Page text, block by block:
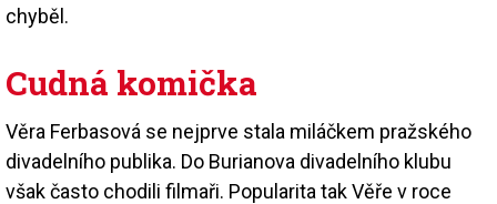
chyběl.
Cudná komička
Věra Ferbasová se nejprve stala miláčkem pražského
divadelního publika. Do Burianova divadelního klubu
však často chodili filmaři. Popularita tak Věře v roce